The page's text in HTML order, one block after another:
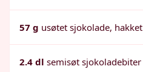
57 g usøtet sjokolade, hakket
2.4 dl semisøt sjokoladebiter